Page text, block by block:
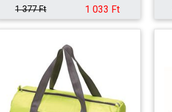
1 377 Ft
1 033 Ft